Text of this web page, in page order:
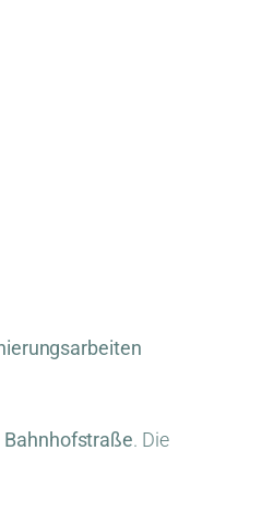
Bahnhofstraße. Die